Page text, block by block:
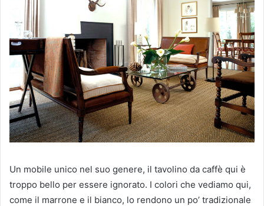
Un mobile unico nel suo genere, il tavolino da caffè qui è
troppo bello per essere ignorato. I colori che vediamo qui,
come il marrone e il bianco, lo rendono un po’ tradizionale